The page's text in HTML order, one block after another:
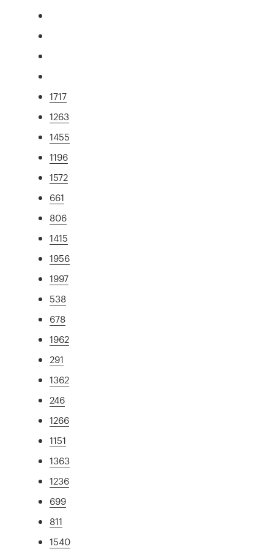
1717
1263
1455
1196
1572
661
806
1415
1956
1997
538
678
1962
291
1362
246
1266
1151
1363
1236
699
811
1540